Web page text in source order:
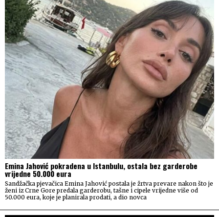
Emina Jahović pokradena u Istanbulu, ostala bez garderobe
vrijedne 50.000 eura
Sandžačka pjevačica Emina Jahović postala je žrtva prevare nakon što je
ženi iz Crne Gore predala garderobu, tašne i cipele vrijedne više od
50.000 eura, koje je planirala prodati, a dio novca